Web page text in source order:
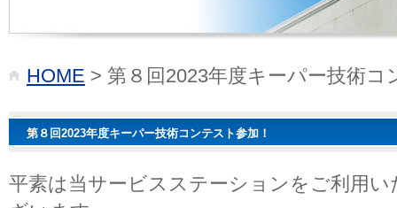
HOME > 第８回2023年度キーパー技術コ
第８回2023年度キーパー技術コンテスト参加！
平素は当サービスステーションをご利用